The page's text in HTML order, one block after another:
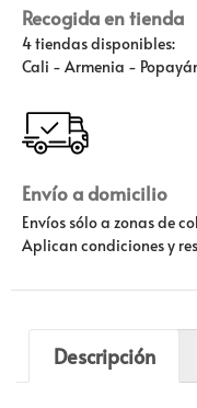
Recogida en tienda
4 tiendas disponibles:
Cali - Armenia -
Envío a domicilio
Envíos sólo a zonas de
Aplican condiciones y
Descripción